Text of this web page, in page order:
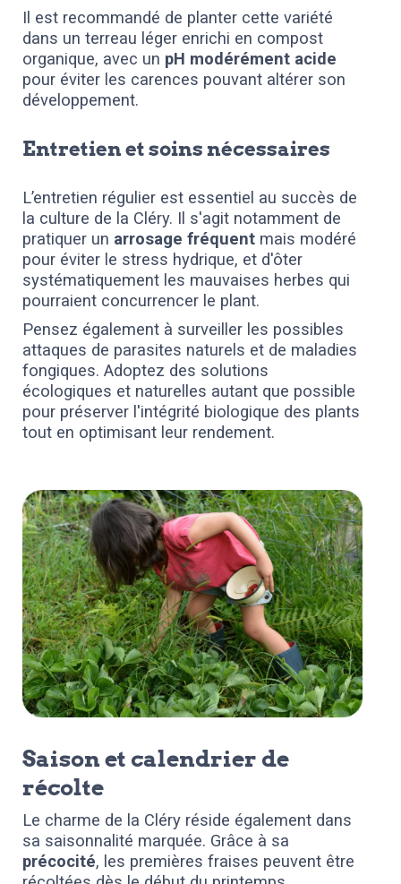
Il est recommandé de planter cette variété
dans un terreau léger enrichi en compost
organique, avec un pH modérément acide
pour éviter les carences pouvant altérer son
développement.
Entretien et soins nécessaires
L’entretien régulier est essentiel au succès de
la culture de la Cléry. Il s'agit notamment de
pratiquer un arrosage fréquent mais modéré
pour éviter le stress hydrique, et d'ôter
systématiquement les mauvaises herbes qui
pourraient concurrencer le plant.
Pensez également à surveiller les possibles
attaques de parasites naturels et de maladies
fongiques. Adoptez des solutions
écologiques et naturelles autant que possible
pour préserver l'intégrité biologique des plants
tout en optimisant leur rendement.
Saison et calendrier de
récolte
Le charme de la Cléry réside également dans
sa saisonnalité marquée. Grâce à sa
précocité, les premières fraises peuvent être